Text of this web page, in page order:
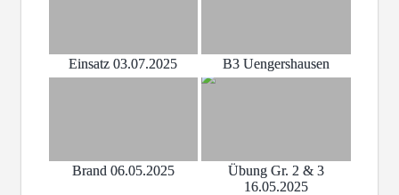
Einsatz 03.07.2025 B3 Uengershausen
Brand 06.05.2025
Übung Gr. 2 & 3
16.05.2025